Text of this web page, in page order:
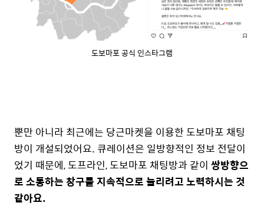
도보마포 공식 인스타그램
뿐만 아니라 최근에는 당근마켓을 이용한 도보마포 채팅
방이 개설되었어요. 큐레이션은 일방향적인 정보 전달이
었기 때문에, 도프라인, 도보마포 채팅방과 같이 쌍방향으
로 소통하는 창구를 지속적으로 늘리려고 노력하시는 것
같아요.